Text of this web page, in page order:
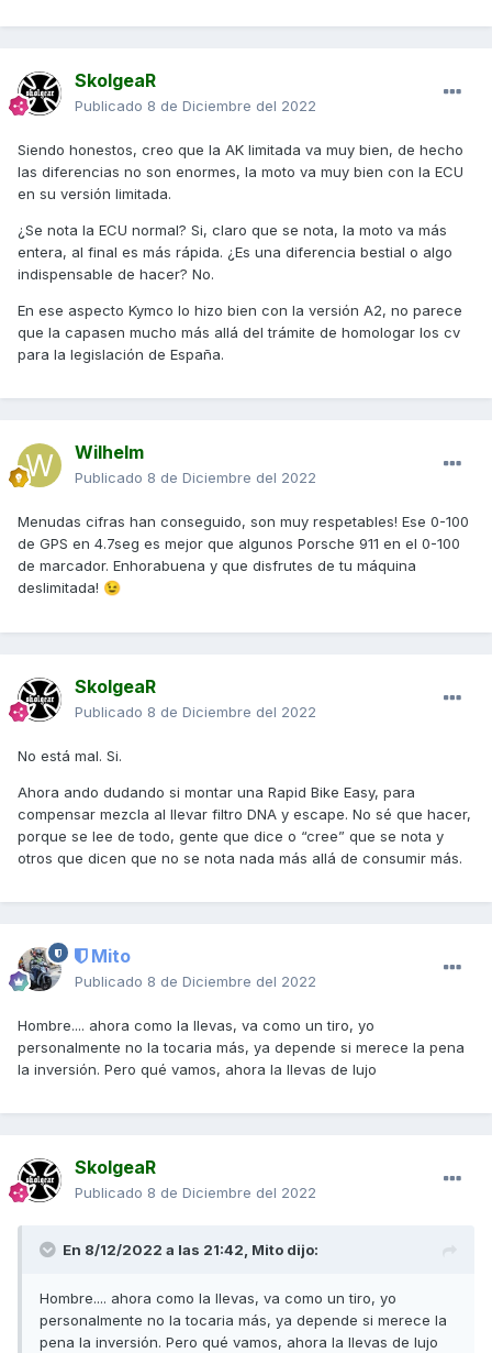
SkolgeaR
Publicado 8 de Diciembre del 2022
Siendo honestos, creo que la AK limitada va muy bien, de hecho
las diferencias no son enormes, la moto va muy bien con la ECU
en su versión limitada.
¿Se nota la ECU normal? Si, claro que se nota, la moto va más
entera, al final es más rápida. ¿Es una diferencia bestial o algo
indispensable de hacer? No.
En ese aspecto Kymco lo hizo bien con la versión A2, no parece
que la capasen mucho más allá del trámite de homologar los cv
para la legislación de España.
Wilhelm
Publicado 8 de Diciembre del 2022
Menudas cifras han conseguido, son muy respetables! Ese 0-100
de GPS en 4.7seg es mejor que algunos Porsche 911 en el 0-100
de marcador. Enhorabuena y que disfrutes de tu máquina
deslimitada! 😉
SkolgeaR
Publicado 8 de Diciembre del 2022
No está mal. Si.
Ahora ando dudando si montar una Rapid Bike Easy, para
compensar mezcla al llevar filtro DNA y escape. No sé que hacer,
porque se lee de todo, gente que dice o “cree” que se nota y
otros que dicen que no se nota nada más allá de consumir más.
Mito
Publicado 8 de Diciembre del 2022
Hombre.... ahora como la llevas, va como un tiro, yo
personalmente no la tocaria más, ya depende si merece la pena
la inversión. Pero qué vamos, ahora la llevas de lujo
SkolgeaR
Publicado 8 de Diciembre del 2022
En 8/12/2022 a las 21:42, Mito dijo:
Hombre.... ahora como la llevas, va como un tiro, yo
personalmente no la tocaria más, ya depende si merece la
pena la inversión. Pero qué vamos, ahora la llevas de lujo